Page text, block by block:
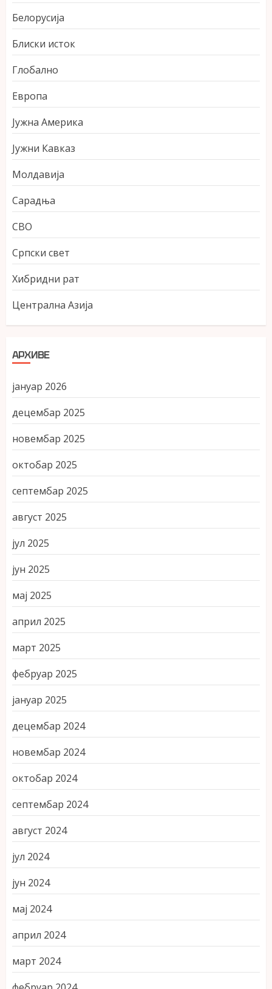
Белорусија
Блиски исток
Глобално
Европа
Јужна Америка
Јужни Кавказ
Молдавија
Сарадња
СВО
Српски свет
Хибридни рат
Централна Азија
АРХИВЕ
јануар 2026
децембар 2025
новембар 2025
октобар 2025
септембар 2025
август 2025
јул 2025
јун 2025
мај 2025
април 2025
март 2025
фебруар 2025
јануар 2025
децембар 2024
новембар 2024
октобар 2024
септембар 2024
август 2024
јул 2024
јун 2024
мај 2024
април 2024
март 2024